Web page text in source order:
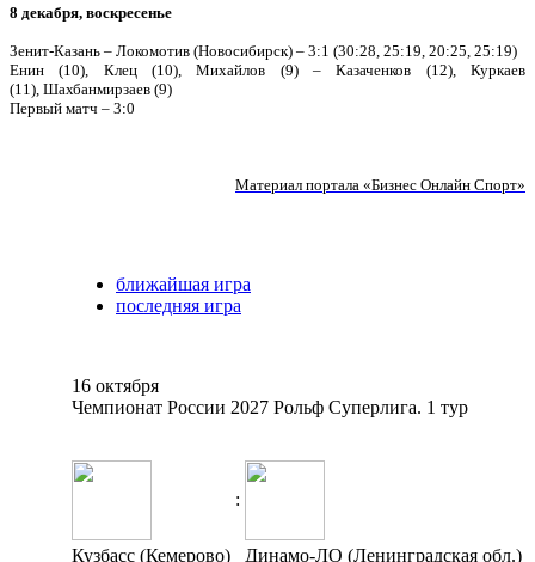
8 декабря, воскресенье
Зенит-Казань – Локомотив (Новосибирск) – 3:1 (30:28, 25:19, 20:25, 25:19)
Енин (10), Клец (10), Михайлов (9) – Казаченков (12), Куркаев
(11), Шахбанмирзаев (9)
Первый матч – 3:0
Материал портала «Бизнес Онлайн Спорт»
ближайшая игра
последняя игра
16 октября
Чемпионат России 2027 Рольф Суперлига. 1 тур
:
Кузбасс (Кемерово) Динамо-ЛО (Ленинградская обл.)